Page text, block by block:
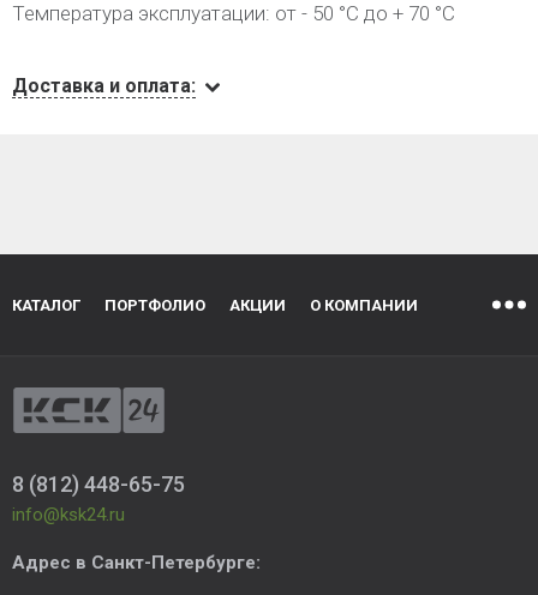
Температура эксплуатации: от - 50 °C до + 70 °C
Доставка и оплата:
КАТАЛОГ ПОРТФОЛИО АКЦИИ О КОМПАНИИ
8 (812) 448-65-75
info@ksk24.ru
Адрес в Санкт-Петербурге: